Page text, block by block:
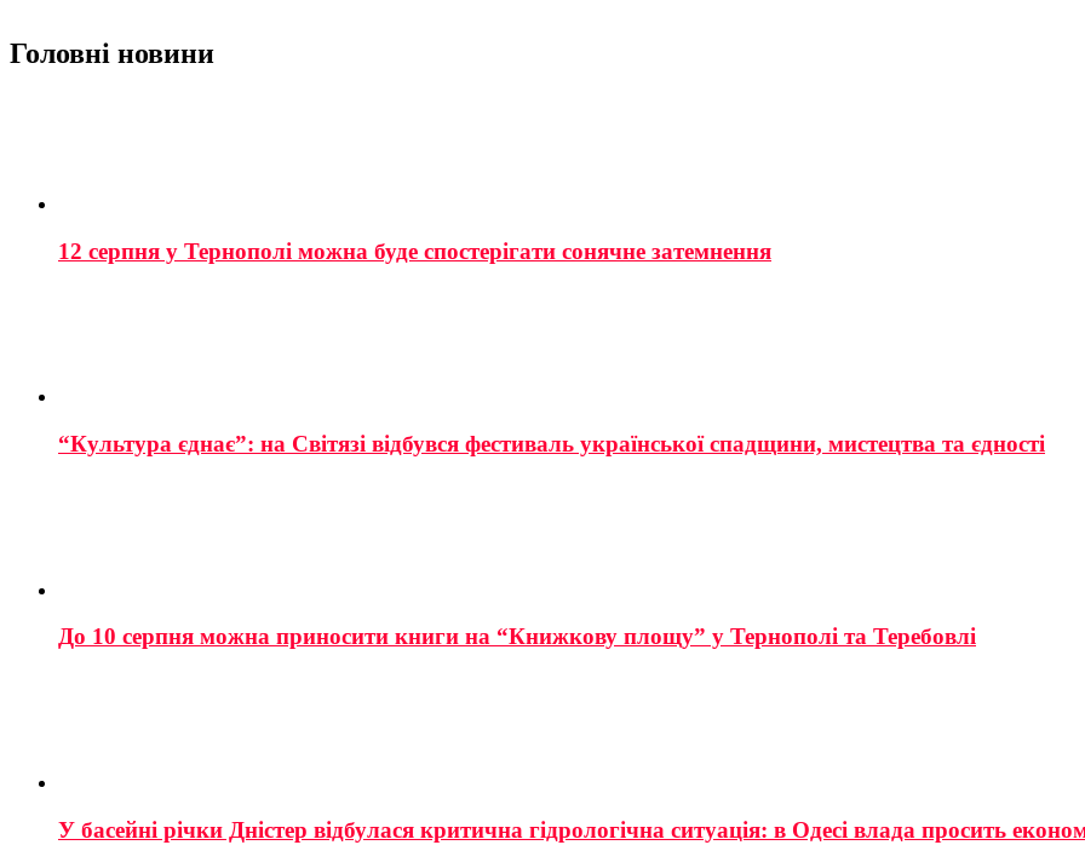
Головні новини
12 серпня у Тернополі можна буде спостерігати сонячне затемнення
“Культура єднає”: на Світязі відбувся фестиваль української спадщини, мистецтва та єдності
До 10 серпня можна приносити книги на “Книжкову площу” у Тернополі та Теребовлі
У басейні річки Дністер відбулася критична гідрологічна ситуація: в Одесі влада просить